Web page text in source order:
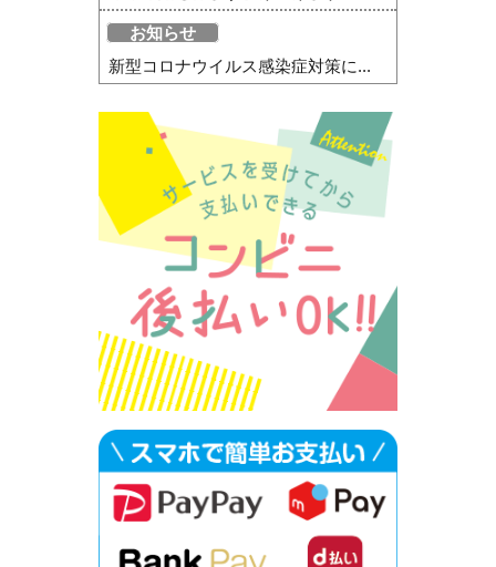
お知らせ
新型コロナウイルス感染症対策に...